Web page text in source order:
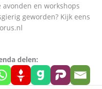
en workshops
geworden? Kijk eens
delen: